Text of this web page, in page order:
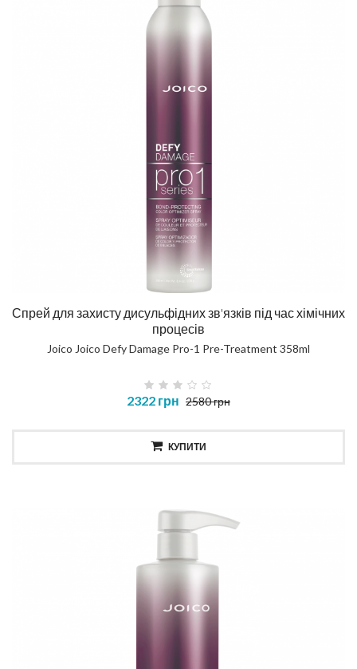
Спрей для захисту дисульфідних зв'язків під час хімічних
процесів
Joico Joico Defy Damage Pro-1 Pre-Treatment 358ml
2322 грн 2580 грн
КУПИТИ